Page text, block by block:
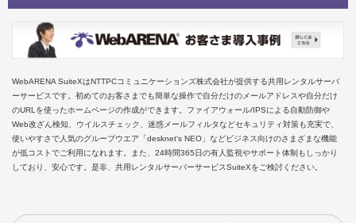
WebARENA SuiteXはNTTPCコミュニケーションズ株式会社が提供する共用レンタルサーバ
ーサービスです。初めてのお客さまでも簡単な操作で自分だけのメールアドレスや自分だけ
のURLを使ったホームページの作成ができます。ファイアウォール/IPSによる自動防御や
Web改ざん検知、ウイルスチェック、迷惑メールフィルタなどセキュリティ対策も充実で、
使いやすさで人気のグループウエア「desknet‘s NEO」などビジネス向けのさまざまな機能
が低コストでご利用になれます。また、24時間365日の有人監視やサポート体制もしっかり
しており、安心です。是非、共用レンタルサーバーサービスSuiteXをご検討ください。